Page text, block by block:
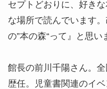
セプトどおりに、好き
な場所で読んでいます
の”本の森“って』と思い
館長の前川千陽さん。
歴任。児童書関連のイ